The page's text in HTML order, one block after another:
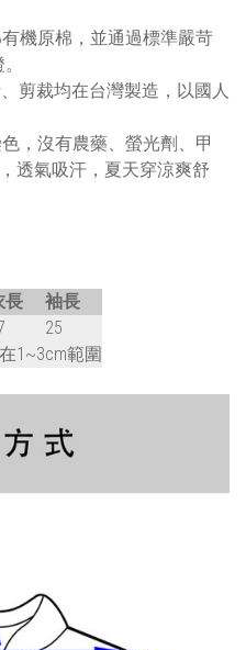
機原棉，並通過標準嚴苛
剪裁均在台灣製造，以國人
，沒有農藥、螢光劑、甲
透氣吸汗，夏天穿涼爽舒
長
袖長
25
1~3cm範圍